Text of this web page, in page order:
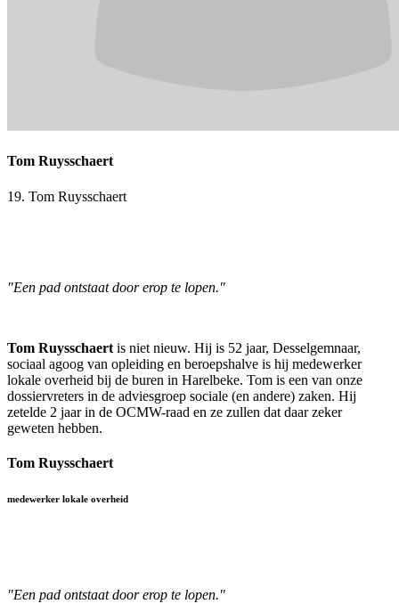
Tom Ruysschaert
19. Tom Ruysschaert
"Een pad ontstaat door erop te lopen."
Tom Ruysschaert is niet nieuw. Hij is 52 jaar, Desselgemnaar,
sociaal agoog van opleiding en beroepshalve is hij medewerker
lokale overheid bij de buren in Harelbeke. Tom is een van onze
dossiervreters in de adviesgroep sociale (en andere) zaken. Hij
zetelde 2 jaar in de OCMW-raad en ze zullen dat daar zeker
geweten hebben.
Tom Ruysschaert
medewerker lokale overheid
"Een pad ontstaat door erop te lopen."